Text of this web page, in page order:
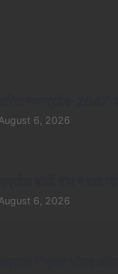
6, 2026
6, 2026